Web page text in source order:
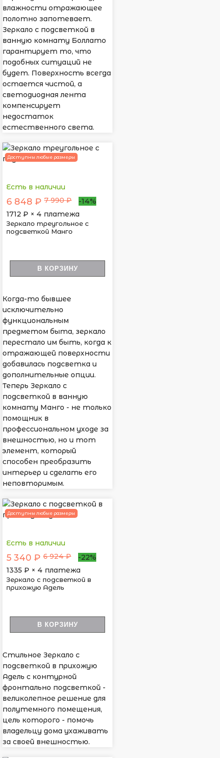
влажности отражающее
полотно запотевает.
Зеркало с подсветкой в
ванную комнату Боллато
гарантирует то, что
подобных ситуаций не
будет. Поверхность всегда
остается чистой, а
светодиодная лента
компенсирует
недостаток
естественного света.
Доступны любые размеры
Есть в наличии
6 848 ₽ 7 990 ₽
-14%
1712 ₽ × 4 платежа
Зеркало треугольное с
подсветкой Манго
В КОРЗИНУ
Когда-то бывшее
исключительно
функциональным
предметом быта, зеркало
перестало им быть, когда к
отражающей поверхности
добавилась подсветка и
дополнительные опции.
Теперь Зеркало с
подсветкой в ванную
комнату Манго - не только
помощник в
профессиональном уходе за
внешностью, но и тот
элемент, который
способен преобразить
интерьер и сделать его
неповторимым.
Доступны любые размеры
Есть в наличии
5 340 ₽ 6 924 ₽
-22%
1335 ₽ × 4 платежа
Зеркало с подсветкой в
прихожую Адель
В КОРЗИНУ
Стильное Зеркало с
подсветкой в прихожую
Адель с контурной
фронтально подсветкой -
великолепное решение для
полутемного помещения,
цель которого - помочь
владельцу дома ухаживать
за своей внешностью.